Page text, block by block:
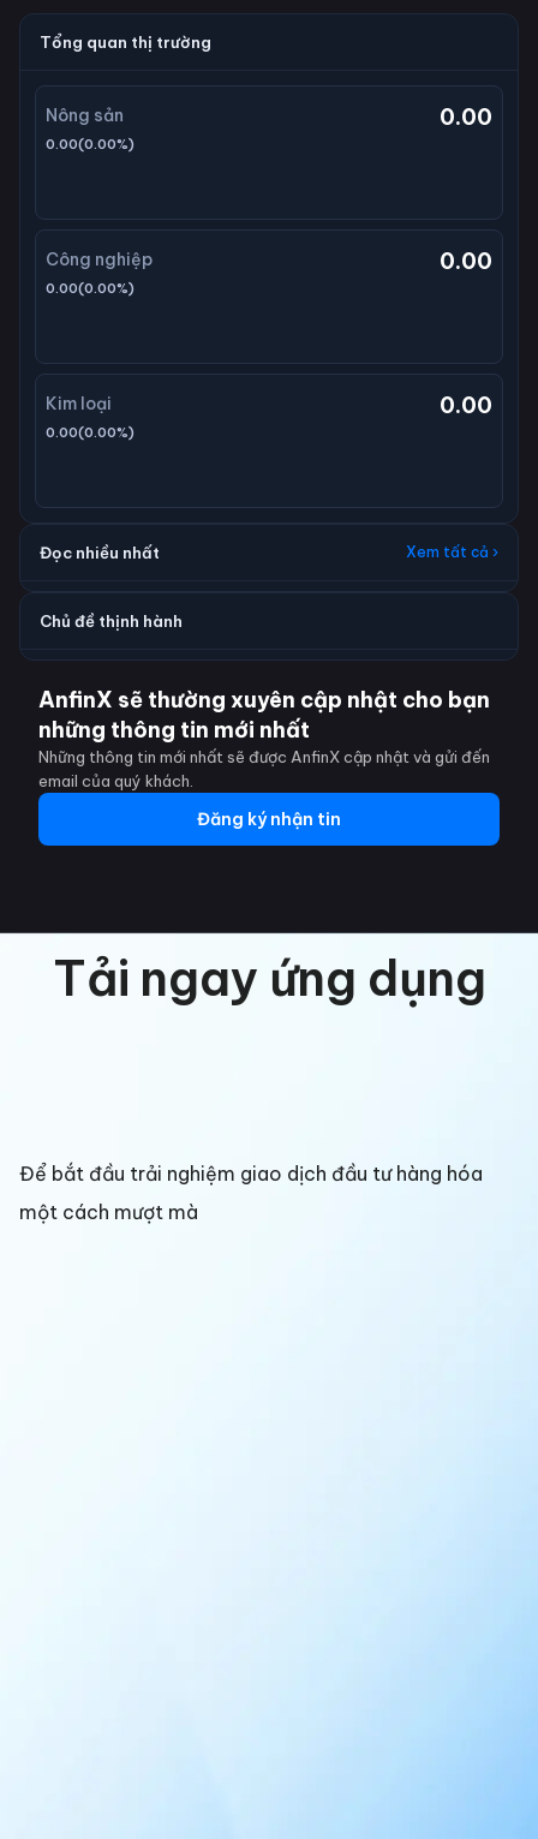
Tổng quan thị trường
Nông sản 0.00
0.00(0.00%)
Công nghiệp 0.00
0.00(0.00%)
Kim loại 0.00
0.00(0.00%)
Đọc nhiều nhất Xem tất cả ›
Chủ đề thịnh hành
AnfinX sẽ thường xuyên cập nhật cho bạn
những thông tin mới nhất
Những thông tin mới nhất sẽ được AnfinX cập nhật và gửi đến
email của quý khách.
Đăng ký nhận tin
Tải ngay ứng dụng
Để bắt đầu trải nghiệm giao dịch đầu tư hàng hóa
một cách mượt mà